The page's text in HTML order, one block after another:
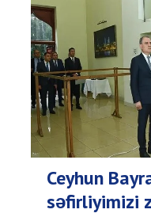
Ceyhun
səfirliyimizi